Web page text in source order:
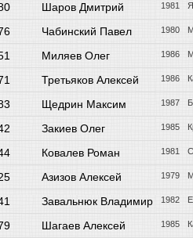
Шаров Дмитрий 1981
Чабинский Павел 1980
Миляев Олег 1986
Третьяков Алексей 1986
Щедрин Максим 1987
Закиев Олег 1985
Ковалев Роман 1981
Азизов Алексей 1979
Завальнюк Владимир 1982
Шагаев Алексей 1985